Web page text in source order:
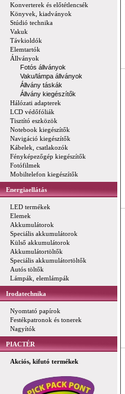
Konverterek és előtétlencsék
Könyvek, kiadványok
Stúdió technika
Vakuk
Távkioldók
Elemtartók
Állványok
Fotós állványok
Vaku/lámpa állványok
Állvány táskák
Állvány kiegészítők
Hálózati adapterek
LCD védőfóliák
Tisztító eszközök
Notebook kiegészítők
Navigáció kiegészítők
Kábelek, csatlakozók
Fényképezőgép kiegészítők
Fotófilmek
Mobiltelefon kiegészítők
Energiaellátás
LED termékek
Elemek
Akkumulátorok
Speciális akkumulátorok
Külső akkumulátorok
Akkumulátortöltők
Speciális akkumulátortöltők
Autós töltők
Lámpák, elemlámpák
Irodatechnika
Nyomtató papírok
Festékpatronok és tonerek
Nagyítók
PIACTÉR
Akciós, kifutó termékek